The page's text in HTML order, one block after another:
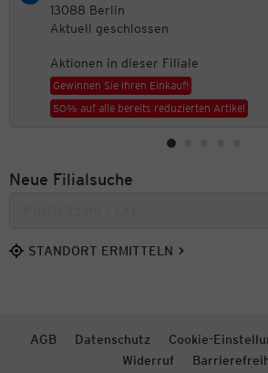
13088 Berlin
Aktuell geschlossen
Aktionen in dieser Filiale
Gewinnen Sie Ihren Einkauf!
50% auf alle bereits reduzierten Artikel
Neue Filialsuche
STANDORT ERMITTELN
AGB Datenschutz Cookie-
Widerruf